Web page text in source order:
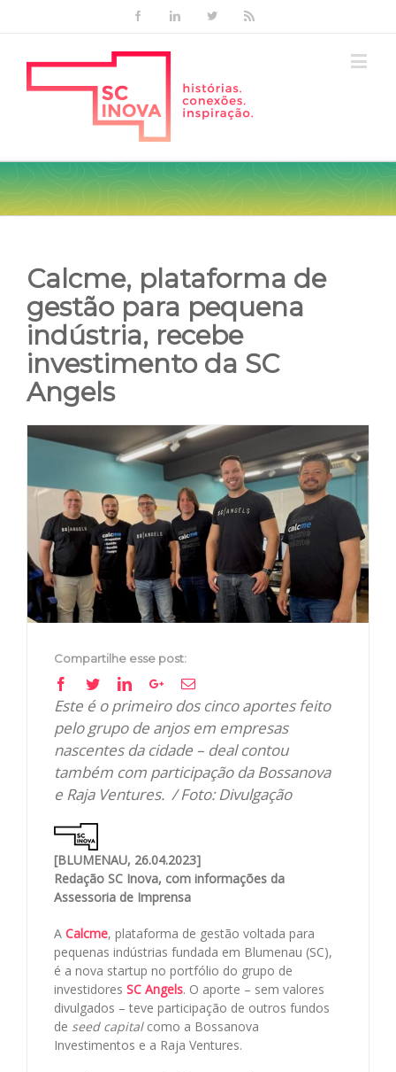
FacebookLinkedinTwitter
Calcme, plataforma de
gestão para pequena
indústria, recebe
investimento da SC
Angels
View
Compartilhe esse post:
Facebook
TwitterLinkedinGoogle+Email
Este é o primeiro dos cinco aportes feito
pelo grupo de anjos em empresas
nascentes da cidade – deal contou
também com participação da Bossanova
e Raja Ventures. / Foto: Divulgação
[BLUMENAU, 26.04.2023]
Redação SC Inova, com informações da
Assessoria de Imprensa
A Calcme, plataforma de gestão voltada para
pequenas indústrias fundada em Blumenau (SC),
é a nova startup no portfólio do grupo de
investidores SC Angels. O aporte – sem valores
divulgados – teve participação de outros fundos
de seed capitalcomo a Bossanova
Investimentos e a Raja Ventures.